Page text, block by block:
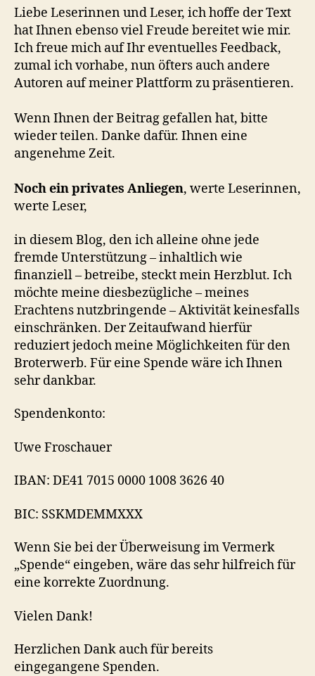
Liebe Leserinnen und Leser, ich hoffe der Text
hat Ihnen ebenso viel Freude bereitet wie mir.
Ich freue mich auf Ihr eventuelles Feedback,
zumal ich vorhabe, nun öfters auch andere
Autoren auf meiner Plattform zu präsentieren.
Wenn Ihnen der Beitrag gefallen hat, bitte
wieder teilen. Danke dafür. Ihnen eine
angenehme Zeit.
Noch ein privates Anliegen, werte Leserinnen,
werte Leser,
in diesem Blog, den ich alleine ohne jede
fremde Unterstützung – inhaltlich wie
finanziell – betreibe, steckt mein Herzblut. Ich
möchte meine diesbezügliche – meines
Erachtens nutzbringende – Aktivität keinesfalls
einschränken. Der Zeitaufwand hierfür
reduziert jedoch meine Möglichkeiten für den
Broterwerb. Für eine Spende wäre ich Ihnen
sehr dankbar.
Spendenkonto:
Uwe Froschauer
IBAN: DE41 7015 0000 1008 3626 40
BIC: SSKMDEMMXXX
Wenn Sie bei der Überweisung im Vermerk
„Spende“ eingeben, wäre das sehr hilfreich für
eine korrekte Zuordnung.
Vielen Dank!
Herzlichen Dank auch für bereits
eingegangene Spenden.